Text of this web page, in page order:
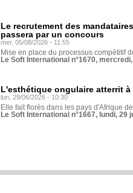
Le recrutement des
passera par un concours
mer, 05/08/2026 - 11:55
Mise en place du processus compétitif
Le Soft International n°1670,
L'esthétique ongulaire atterrit
lun, 29/06/2026 - 10:30
Elle fait florès dans les pays d'Afrique
Le Soft International n°1667, lundi,